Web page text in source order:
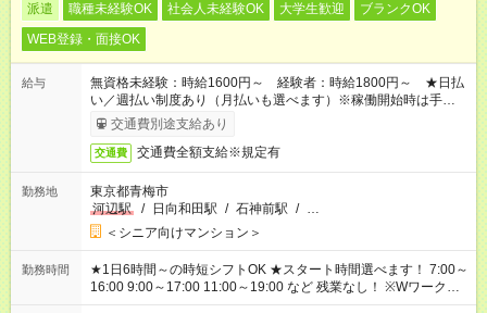
派遣 職種未経験OK 社会人未経験OK 大学生歓迎
ブランクOK
WEB登録・面接OK
給与
無資格未経験：時給1600円～ 経験者：時給1800円～ ★日払
い／週払い制度あり（月払いも選べます）※稼働開始時は手続き
完了次第のお支払いとなります。
交通費別途支給あり
交通費 交通費全額支給※規定有
勤務地
東京都青梅市
河辺駅
/ 日向和田駅 / 石神前駅 / …
＜シニア向けマンション＞
勤務時間
★1日6時間～の時短シフトOK ★スタート時間選べます！ 7:00～
16:00 9:00～17:00 11:00～19:00 など 残業なし！ ※Wワークの
場合、他のお仕事と合わせ週40時間超の就業はご案内できませ